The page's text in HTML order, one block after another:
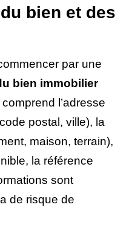
bien et des
par une
bien immobilier
l’adresse
postal, ville), la
maison, terrain),
la référence
sont
de risque de